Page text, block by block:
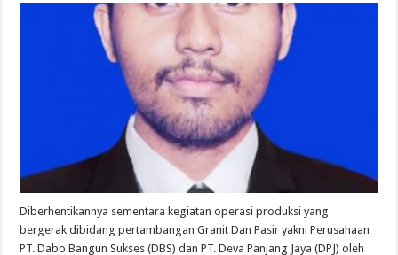
Diberhentikannya sementara kegiatan operasi produksi yang
bergerak dibidang pertambangan Granit Dan Pasir yakni Perusahaan
PT. Dabo Bangun Sukses (DBS) dan PT. Deva Panjang Jaya (DPJ) oleh